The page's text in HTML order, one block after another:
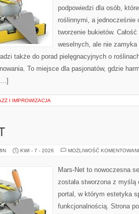
podpowiedzi dla osób,
roślinnymi, a jednocześnie
tworzenie bukietów.
weselnych, ale nie zamyka
także do porad pielęgnacyjnych o
To miejsce dla pasjonatów, gdzie
I IMPROWIZACJA
KWI - 7 - 2026 MOŻLIWOŚĆ
Mars-Net to nowoczesna
została stworzona z
portal, w którym estetyka
funkcjonalnością. Strona